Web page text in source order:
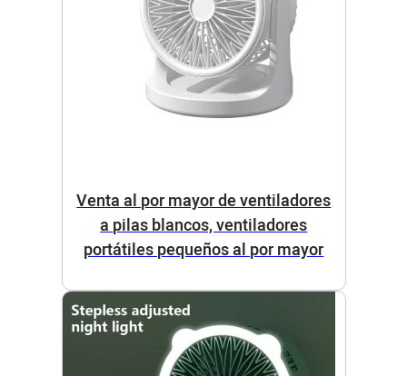
Venta al por mayor de ventiladores
a pilas blancos, ventiladores
portátiles pequeños al por mayor